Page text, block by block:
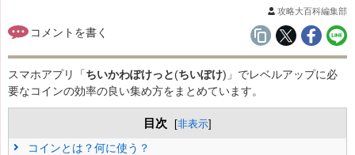
攻略大百科編集部
スマホアプリ「ちいかわぽけっと(ちいぽけ)」でレベルアップに必
要なコインの効率の良い集め方をまとめています。
目次 [非表示]
コインとは？何に使う？